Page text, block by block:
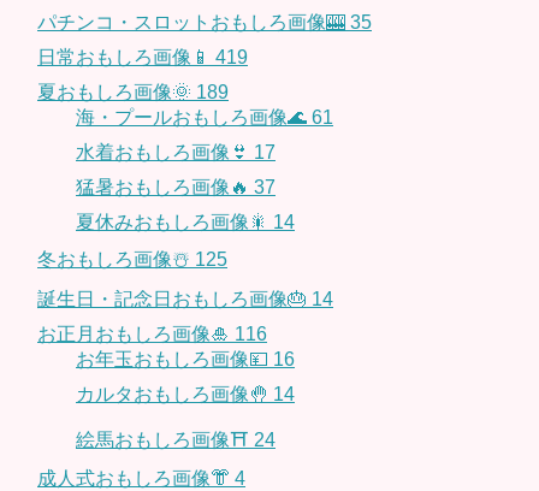
パチンコ・スロットおもしろ画像🎰 35
日常おもしろ画像📱 419
夏おもしろ画像🌞 189
海・プールおもしろ画像🌊 61
水着おもしろ画像👙 17
猛暑おもしろ画像🔥 37
夏休みおもしろ画像🎇 14
冬おもしろ画像☃️ 125
誕生日・記念日おもしろ画像🎂 14
お正月おもしろ画像🎍 116
お年玉おもしろ画像💴 16
カルタおもしろ画像🤚 14
絵馬おもしろ画像⛩ 24
成人式おもしろ画像👘 4